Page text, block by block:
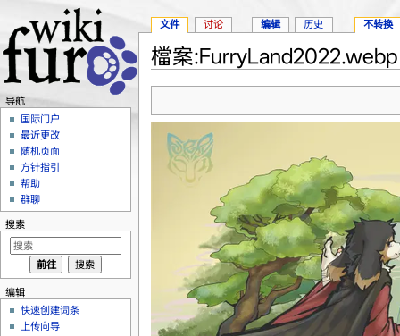
檔案:FurryLand2022.webp
文件 讨论 编辑 历史 不转换
导航
国际门户
最近更改
随机页面
方针指引
帮助
群聊
搜索
编辑
快速创建词条
上传向导